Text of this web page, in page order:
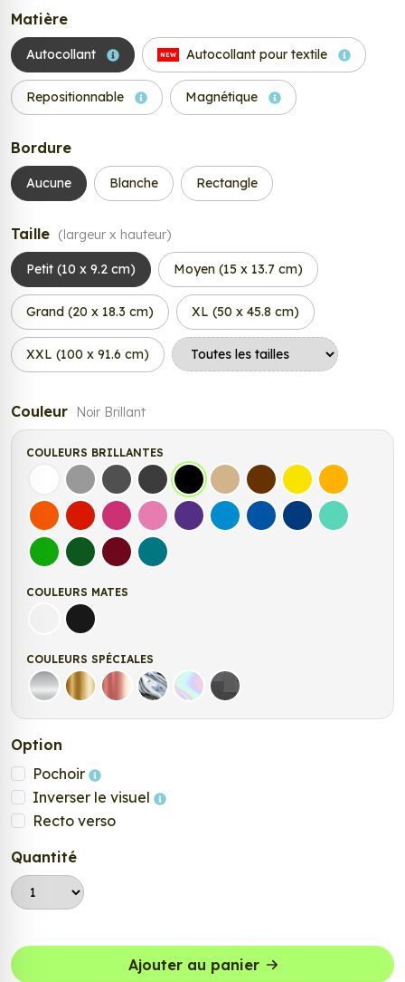
Matière
Autocollant NEW Autocollant pour textile
Repositionnable Magnétique
Bordure
Aucune Blanche Rectangle
Taille (largeur x hauteur)
Petit (10 x 9.2 cm) Moyen (15 x 13.7 cm)
Grand (20 x 18.3 cm) XL (50 x 45.8 cm)
XXL (100 x 91.6 cm)
Couleur Noir Brillant
COULEURS BRILLANTES
Blanc Gris Gris FoncéGris Anthracite
Noir Beige Marron Jaune ClairJaune
OrangeRouge FuchsiaRose Violet Bleu clairBleu MoyenBleu FoncéBleu Vert
Vert clairVert FoncéBordeauxTurquoise
COULEURS MATES
Blanc matNoir mat
COULEURS SPÉCIALES
Argent Or Rose Gold
ChromeHolographique
Carbone Noir
Option
Pochoir
Inverser le visuel
Recto verso
Quantité
Ajouter au panier